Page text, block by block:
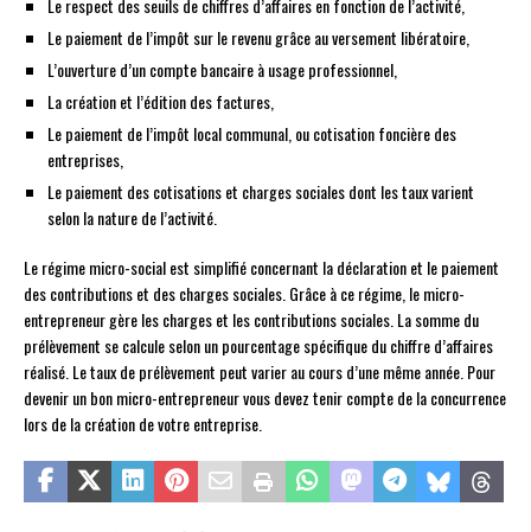
Le respect des seuils de chiffres d’affaires en fonction de l’activité,
Le paiement de l’impôt sur le revenu grâce au versement libératoire,
L’ouverture d’un compte bancaire à usage professionnel,
La création et l’édition des factures,
Le paiement de l’impôt local communal, ou cotisation foncière des
entreprises,
Le paiement des cotisations et charges sociales dont les taux varient
selon la nature de l’activité.
Le régime micro-social est simplifié concernant la déclaration et le paiement
des contributions et des charges sociales. Grâce à ce régime, le micro-
entrepreneur gère les charges et les contributions sociales. La somme du
prélèvement se calcule selon un pourcentage spécifique du chiffre d’affaires
réalisé. Le taux de prélèvement peut varier au cours d’une même année. Pour
devenir un bon micro-entrepreneur vous devez tenir compte de la concurrence
lors de la création de votre entreprise.